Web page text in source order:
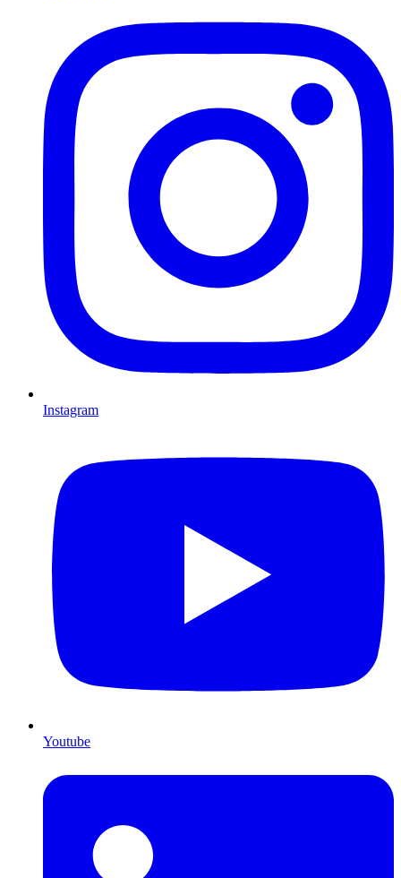
Instagram
Youtube